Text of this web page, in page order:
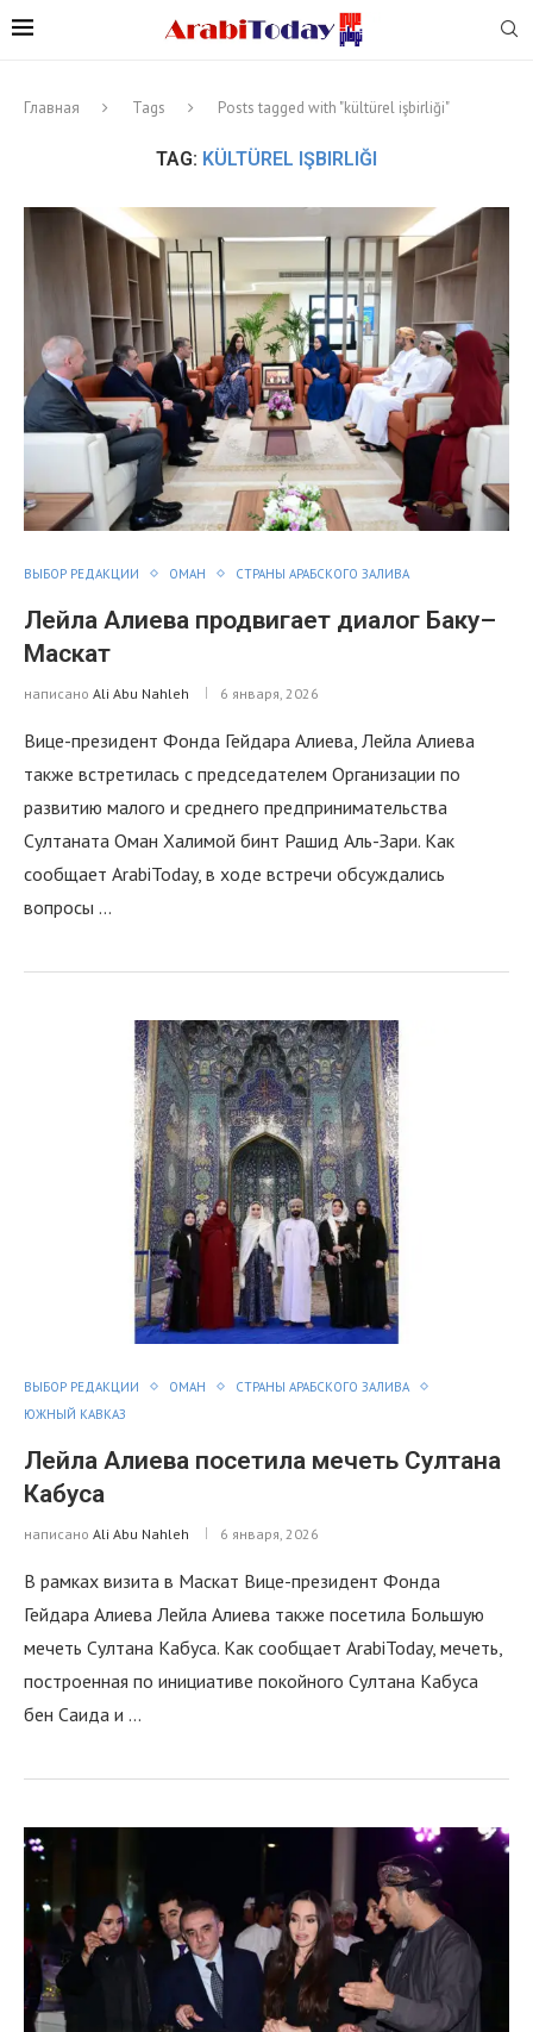
Главная Tags Posts tagged with "kültürel işbirliği"
TAG: KÜLTÜREL IŞBIRLIĞI
ВЫБОР РЕДАКЦИИ ОМАН СТРАНЫ АРАБСКОГО ЗАЛИВА
Лейла Алиева продвигает диалог Баку–
Маскат
написано Ali Abu Nahleh 6 января, 2026
Bице-президент Фонда Гейдара Алиева, Лейла Алиева
также встретилась с председателем Организации по
развитию малого и среднего предпринимательства
Султаната Оман Халимой бинт Рашид Аль-Зари. Как
сообщает ArabiToday, в ходе встречи обсуждались
вопросы …
ВЫБОР РЕДАКЦИИ ОМАН
СТРАНЫ АРАБСКОГО ЗАЛИВА
ЮЖНЫЙ КАВКАЗ
Лейла Алиева посетила мечеть Султана
Кабуса
написано Ali Abu Nahleh 6 января, 2026
В рамках визита в Маскат Вице-президент Фонда
Гейдара Алиева Лейла Алиева также посетила Большую
мечеть Султана Кабуса. Как сообщает ArabiToday, мечеть,
построенная по инициативе покойного Султана Кабуса
бен Саида и …